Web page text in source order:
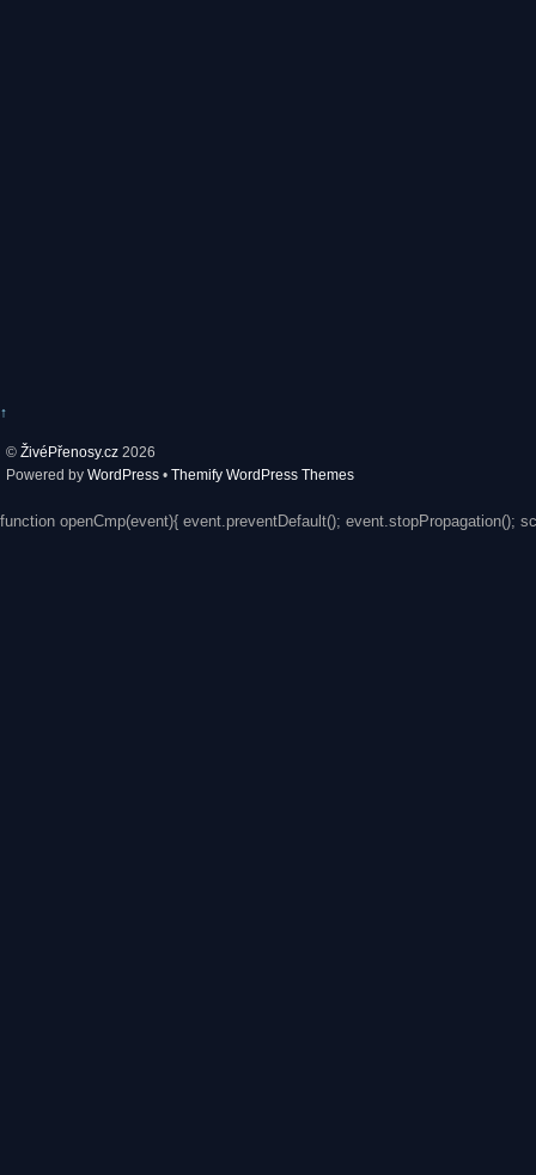
↑
© ŽivéPřenosy.cz 2026
Powered by WordPress • Themify WordPress Themes
function openCmp(event){ event.preventDefault(); event.stopPropagation();